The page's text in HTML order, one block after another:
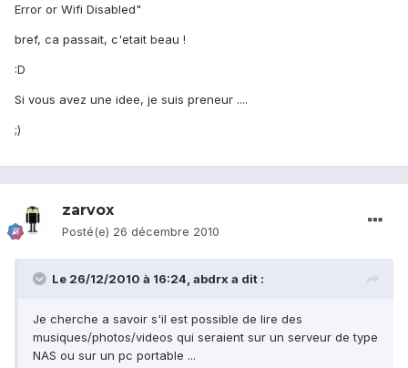
Error or Wifi Disabled"
bref, ca passait, c'etait beau !
:D
Si vous avez une idee, je suis preneur ....
;)
zarvox
Posté(e) 26 décembre 2010
Le 26/12/2010 à 16:24, abdrx a dit :
Je cherche a savoir s'il est possible de lire des
musiques/photos/videos qui seraient sur un serveur de type
NAS ou sur un pc portable ...